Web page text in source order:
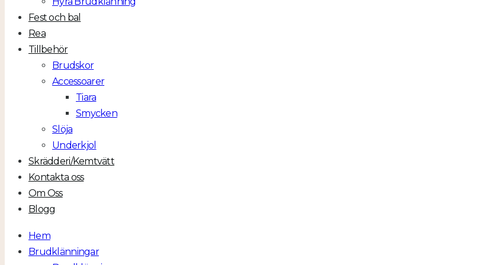
Fest och bal
Rea
Tillbehör
Brudskor
Accessoarer
Tiara
Smycken
Slöja
Underkjol
Skrädderi/Kemtvätt
Kontakta oss
Om Oss
Blogg
Hem
Brudklänningar